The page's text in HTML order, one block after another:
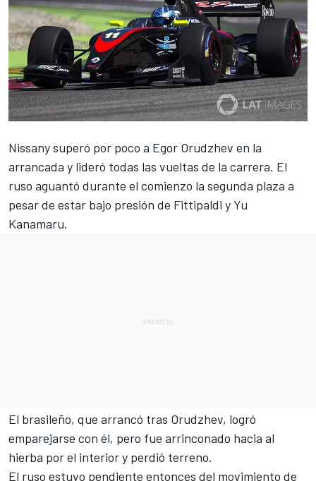
Nissany superó por poco a Egor Orudzhev en la
arrancada y lideró todas las vueltas de la carrera. El
ruso aguantó durante el comienzo la segunda plaza a
pesar de estar bajo presión de Fittipaldi y Yu
Kanamaru.
El brasileño, que arrancó tras Orudzhev, logró
emparejarse con él, pero fue arrinconado hacia al
hierba por el interior y perdió terreno.
El ruso estuvo pendiente entonces del movimiento de